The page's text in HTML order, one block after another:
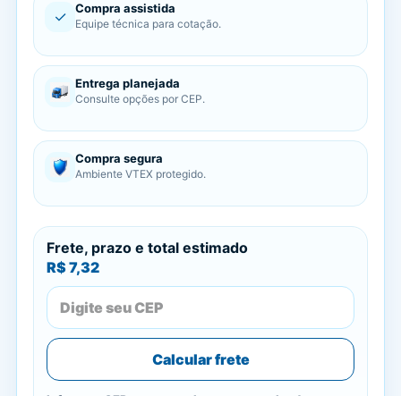
✓ Compra assistida
Equipe técnica para cotação.
Entrega planejada
Consulte opções por CEP.
Compra segura
Ambiente VTEX protegido.
Frete, prazo e total estimado
R$ 7,32
Calcular frete